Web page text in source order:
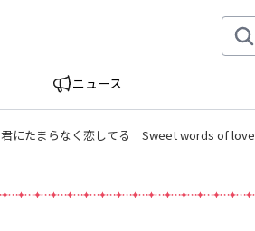
ニュース
君にたまらなく恋してる Sweet words of love